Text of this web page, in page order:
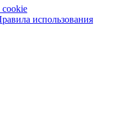
cookie
использования